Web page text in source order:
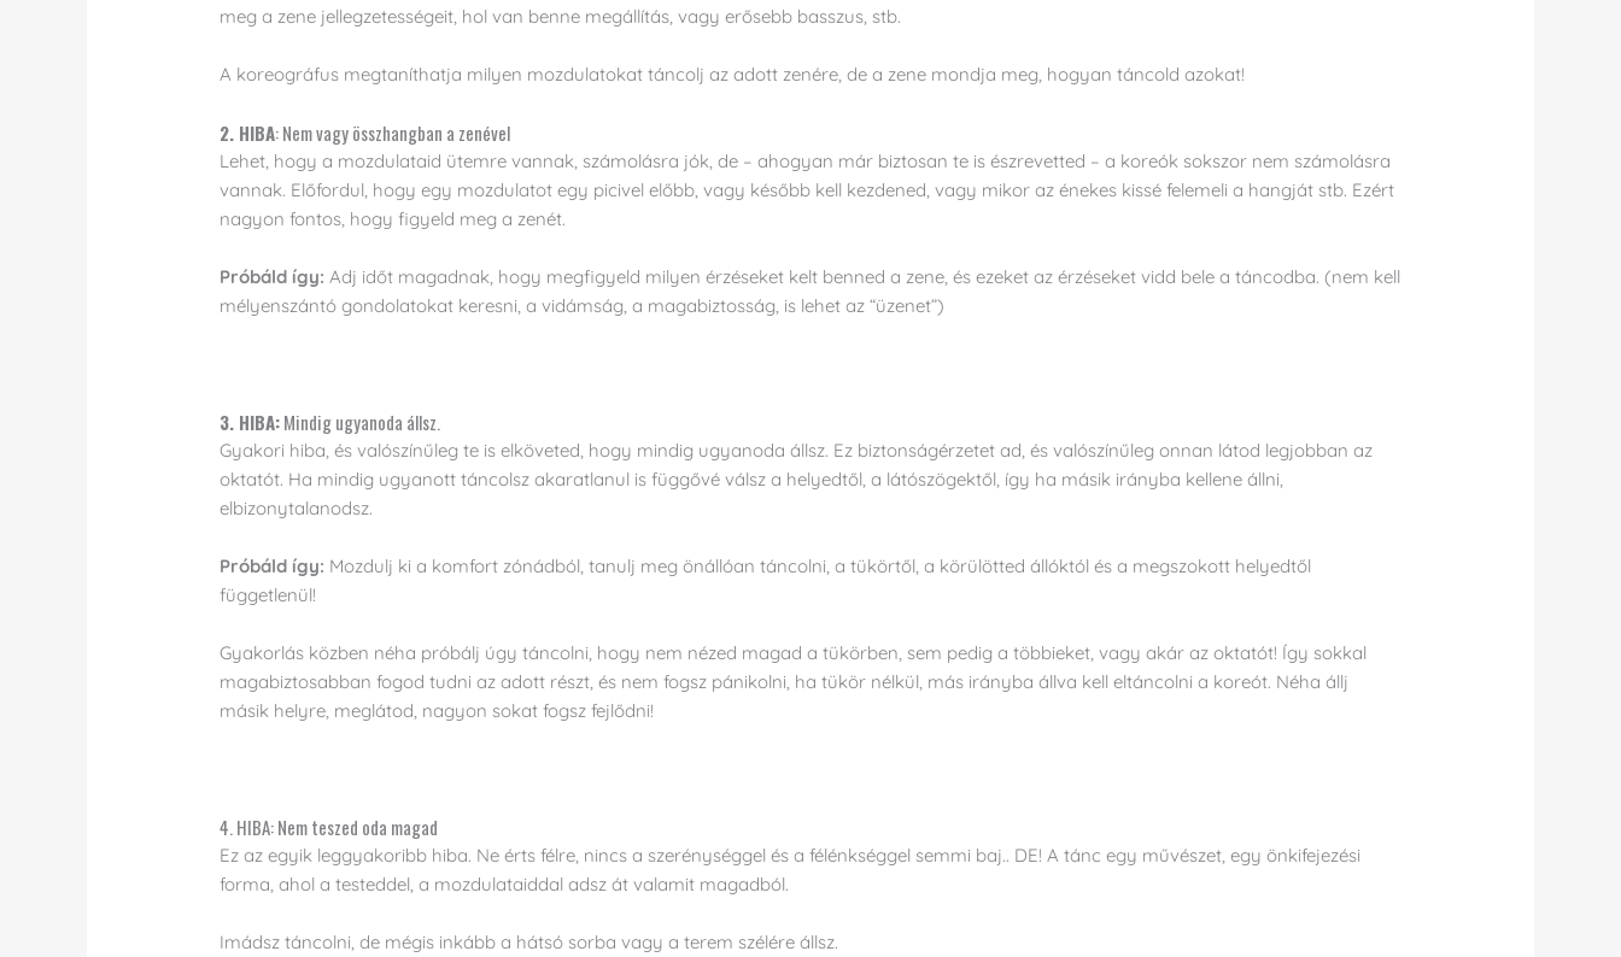
meg a zene jellegzetességeit, hol van benne megállítás, vagy erősebb basszus, stb.
A koreográfus megtaníthatja milyen mozdulatokat táncolj az adott zenére, de a zene mondja meg, hogyan táncold azokat!
2. HIBA: Nem vagy összhangban a zenével
Lehet, hogy a mozdulataid ütemre vannak, számolásra jók, de – ahogyan már biztosan te is észrevetted – a koreók sokszor nem számolásra
vannak. Előfordul, hogy egy mozdulatot egy picivel előbb, vagy később kell kezdened, vagy mikor az énekes kissé felemeli a hangját stb. Ezért
nagyon fontos, hogy figyeld meg a zenét.
Próbáld így: Adj időt magadnak, hogy megfigyeld milyen érzéseket kelt benned a zene, és ezeket az érzéseket vidd bele a táncodba. (nem kell
mélyenszántó gondolatokat keresni, a vidámság, a magabiztosság, is lehet az “üzenet”)
3. HIBA:Mindig ugyanoda állsz.
Gyakori hiba, és valószínűleg te is elköveted, hogy mindig ugyanoda állsz. Ez biztonságérzetet ad, és valószínűleg onnan látod legjobban az
oktatót. Ha mindig ugyanott táncolsz akaratlanul is függővé válsz a helyedtől, a látószögektől, így ha másik irányba kellene állni,
elbizonytalanodsz.
Próbáld így: Mozdulj ki a komfort zónádból, tanulj meg önállóan táncolni, a tükörtől, a körülötted állóktól és a megszokott helyedtől
függetlenül!
Gyakorlás közben néha próbálj úgy táncolni, hogy nem nézed magad a tükörben, sem pedig a többieket, vagy akár az oktatót! Így sokkal
magabiztosabban fogod tudni az adott részt, és nem fogsz pánikolni, ha tükör nélkül, más irányba állva kell eltáncolni a koreót. Néha állj
másik helyre, meglátod, nagyon sokat fogsz fejlődni!
4. HIBA: Nem teszed oda magad
Ez az egyik leggyakoribb hiba. Ne érts félre, nincs a szerénységgel és a félénkséggel semmi baj.. DE! A tánc egy művészet, egy önkifejezési
forma, ahol a testeddel, a mozdulataiddal adsz át valamit magadból.
Imádsz táncolni, de mégis inkább a hátsó sorba vagy a terem szélére állsz.